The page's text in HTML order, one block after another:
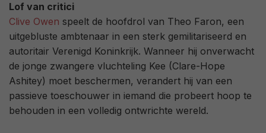
Lof van critici
Clive Owen speelt de hoofdrol van Theo Faron, een
uitgebluste ambtenaar in een sterk gemilitariseerd en
autoritair Verenigd Koninkrijk. Wanneer hij onverwacht
de jonge zwangere vluchteling Kee (Clare-Hope
Ashitey) moet beschermen, verandert hij van een
passieve toeschouwer in iemand die probeert hoop te
behouden in een volledig ontwrichte wereld.